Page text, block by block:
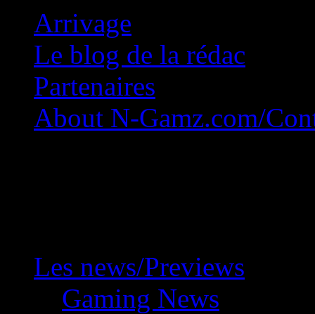
Arrivage
Le blog de la rédac
Partenaires
About N-Gamz.com/
Les news/Previews
Gaming News